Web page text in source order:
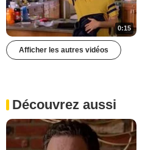
0:15
Afficher les autres vidéos
Découvrez aussi